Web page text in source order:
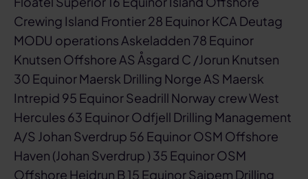
Crewing Island Frontier 28 Equinor KCA Deutag
MODU operations Askeladden 78 Equinor
Knutsen Offshore AS Åsgard C /Jorun Knutsen
30 Equinor Maersk Drilling Norge AS Maersk
Intrepid 95 Equinor Seadrill Norway crew West
Hercules 63 Equinor Odfjell Drilling Management
A/S Johan Sverdrup 56 Equinor OSM Offshore
Haven (Johan Sverdrup ) 35 Equinor OSM
Offshore Heidrun B 15 Equinor Saipem Drilling